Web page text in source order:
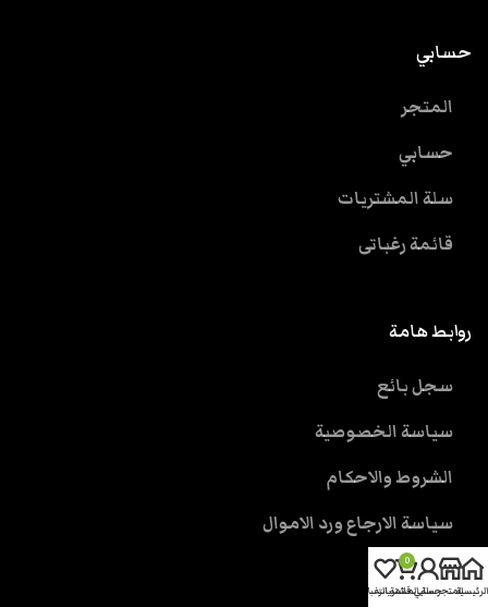
حسابي
المتجر
حسابي
سلة المشتريات
قائمة رغباتى
روابط هامة
سجل بائع
سياسة الخصوصية
الشروط والاحكام
سياسة الارجاع ورد الاموال
الرئيسيةالمتجرحسابي
0
سلة المشتريات
قائمة الرغبات